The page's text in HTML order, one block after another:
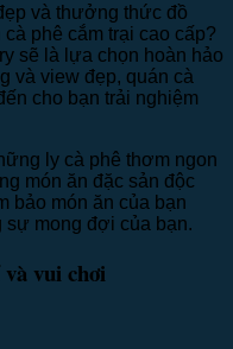
và thưởng thức đồ
phê cắm trại cao cấp?
sẽ là lựa chọn hoàn hảo
và view đẹp, quán cà
cho bạn trải nghiệm
ly cà phê thơm ngon
món ăn đặc sản độc
bảo món ăn của bạn
mong đợi của bạn.
vui chơi